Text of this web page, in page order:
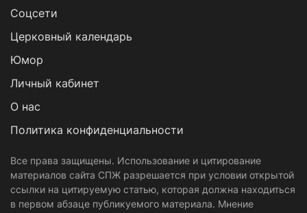
Cоцсети
Церковный календарь
Юмор
Личный кабинет
О нас
Политика конфиденциальности
Все права защищены. Использование и цитирование
материалов сайта СПЖ разрешается при условии открытой
ссылки на цитируемую статью, которая должна находиться
в первом абзаце публикуемого материала. Мнение